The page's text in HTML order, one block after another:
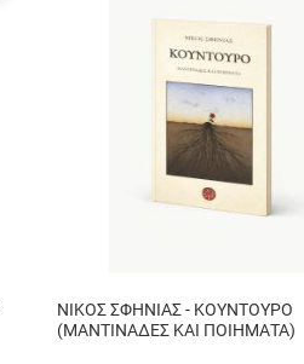
ΝΙΚΟΣ ΣΦΗΝΙΑΣ - ΚΟΥΝΤΟΥΡΟ
(ΜΑΝΤΙΝΑΔΕΣ ΚΑΙ ΠΟΙΗΜΑΤΑ)